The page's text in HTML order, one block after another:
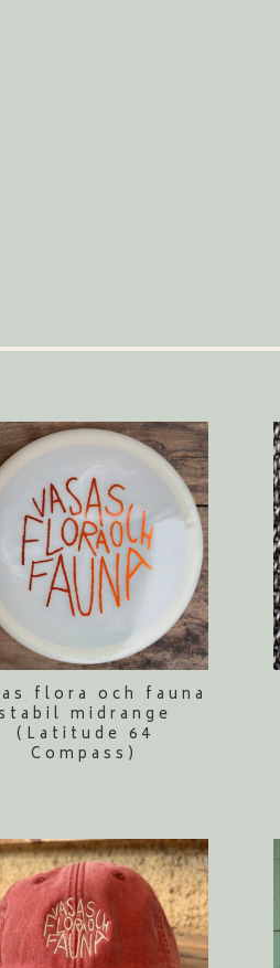
flora och fauna
midrange
(Latitude 64
Compass)